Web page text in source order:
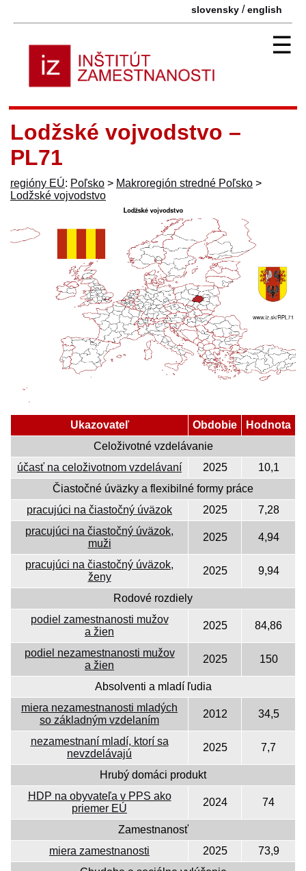
slovensky /english
☰
Lodžské vojvodstvo –
PL71
regióny EÚ: Poľsko > Makroregión stredné Poľsko >
Lodžské vojvodstvo
Ukazovateľ Obdobie
Hodnota
Celoživotné vzdelávanie
účasť na celoživotnom vzdelávaní
2025
10,1
Čiastočné úväzky a flexibilné formy práce
pracujúci na čiastočný úväzok
2025
7,28
pracujúci na čiastočný úväzok,
muži
2025 4,94
pracujúci na čiastočný úväzok,
ženy
2025 9,94
Rodové rozdiely
podiel zamestnanosti mužov
a žien
2025 84,86
podiel nezamestnanosti mužov
a žien
2025 150
Absolventi a mladí ľudia
miera nezamestnanosti mladých
so základným vzdelaním
2012 34,5
nezamestnaní mladí, ktorí sa
nevzdelávajú
2025 7,7
Hrubý domáci produkt
HDP na obyvateľa v PPS ako
priemer EÚ
2024 74
Zamestnanosť
miera zamestnanosti
2025
73,9